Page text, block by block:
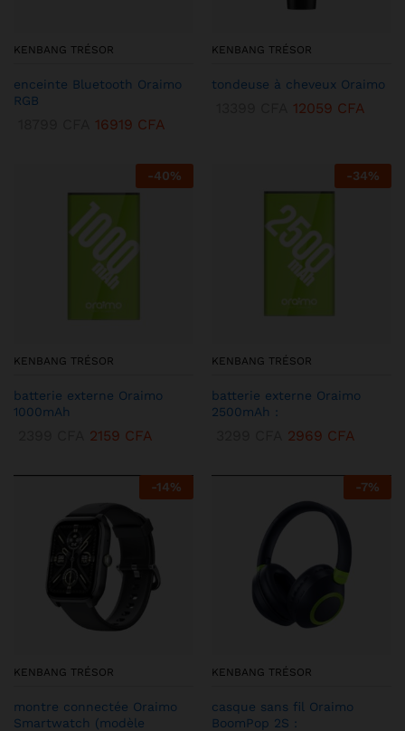
KENBANG TRÉSOR
enceinte Bluetooth Oraimo
RGB
16919 CFA
KENBANG TRÉSOR
tondeuse à cheveux Oraimo
12059 CFA
-40%
KENBANG TRÉSOR
batterie externe Oraimo
1000mAh
2159 CFA
-34%
KENBANG TRÉSOR
batterie externe Oraimo
2500mAh :
2969 CFA
-14%
KENBANG TRÉSOR
montre connectée Oraimo
Smartwatch (modèle
-7%
KENBANG TRÉSOR
casque sans fil Oraimo
BoomPop 2S :